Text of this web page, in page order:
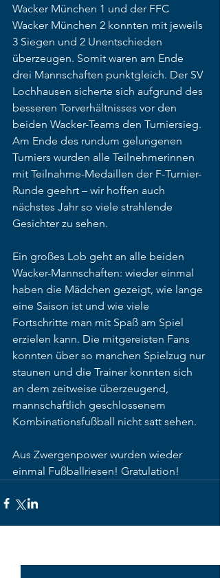
Wacker München 1 und der FFC
Wacker München 2 konnten mit jeweils
3 Siegen und 2 Unentschieden
überzeugen. Somit waren am Ende
drei Mannschaften punktgleich. Der SV
Lochhausen sicherte sich aufgrund des
besseren Torverhältnisses vor den
beiden Wacker-Teams den Turniersieg.
Am Ende des rundum gelungenen
Turniers wurden alle Teilnehmerinnen
mit Teilnahme-Medaillen der F-Turnier-
Runde geehrt – wir hoffen auch
nächstes Jahr so viele strahlende
Gesichter zu sehen.
Ein großes Lob geht an alle beiden
Wacker-Mannschaften: wieder einmal
haben die Mädchen gezeigt, wie lange
eine Saison ist und wie viele
Fortschritte man mit Spaß am Spiel
erzielen kann. Die mitgereisten Fans
konnten über so manchen Spielzug nur
staunen und die Trainer konnten sich
an dem zeitweise überzeugend,
mannschaftlich geschlossenem
Kombinationsfußball nicht satt sehen.
Aus Zwergenpower wurden wieder
einmal Fußballriesen! Gratulation!